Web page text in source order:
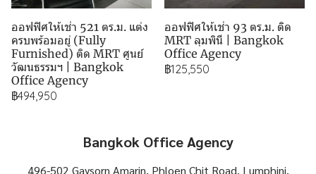
ออฟฟิศให้เช่า 521 ตร.ม. แต่ง
ครบพร้อมอยู่ (Fully
Furnished) ติด MRT ศูนย์
วัฒนธรรมฯ | Bangkok
Office Agency
฿494,950
ออฟฟิศให้เช่า 93 ตร.ม. ติด
MRT ลุมพินี | Bangkok
Office Agency
฿125,550
Bangkok Office Agency
496-502 Gaysorn Amarin, Phloen Chit Road, Lumphini,